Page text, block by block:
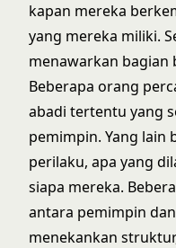
kapan mereka
yang mereka miliki.
menawarkan bagian
Beberapa orang
abadi tertentu yang
pemimpin. Yang lain
perilaku, apa yang
siapa mereka.
antara pemimpin
menekankan